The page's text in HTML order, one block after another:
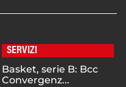
SERVIZI
Basket, serie B: Bcc
Convergenz...